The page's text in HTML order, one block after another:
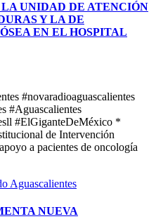
UNIDAD DE ATENCIÓN
Y LA DE
EN EL HOSPITAL
#novaradioaguascalientes
#Aguascalientes
#ElGiganteDeMéxico *
de Intervención
a pacientes de oncología
Aguascalientes
NUEVA